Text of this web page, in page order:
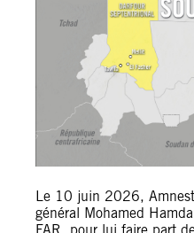
Le 10 juin 2026,
général Mohamed
FAR, pour lui faire part